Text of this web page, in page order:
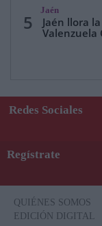
5
Jaén
Jaén llora
Valenzuela
Redes Sociales
Regístrate
QUIÉNES SOMOS
EDICIÓN DIGITAL